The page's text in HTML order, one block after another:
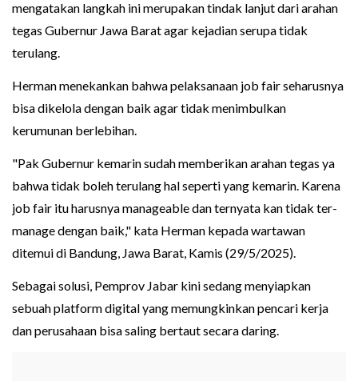
mengatakan langkah ini merupakan tindak lanjut dari arahan
tegas Gubernur Jawa Barat agar kejadian serupa tidak
terulang.
Herman menekankan bahwa pelaksanaan job fair seharusnya
bisa dikelola dengan baik agar tidak menimbulkan
kerumunan berlebihan.
"Pak Gubernur kemarin sudah memberikan arahan tegas ya
bahwa tidak boleh terulang hal seperti yang kemarin. Karena
job fair itu harusnya manageable dan ternyata kan tidak ter-
manage dengan baik," kata Herman kepada wartawan
ditemui di Bandung, Jawa Barat, Kamis (29/5/2025).
Sebagai solusi, Pemprov Jabar kini sedang menyiapkan
sebuah platform digital yang memungkinkan pencari kerja
dan perusahaan bisa saling bertaut secara daring.